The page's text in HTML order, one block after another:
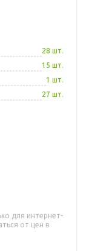
28 шт.
15 шт.
1 шт.
27 шт.
для интернет-
от цен в